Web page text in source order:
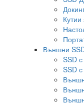
Външни
SSD
SSD